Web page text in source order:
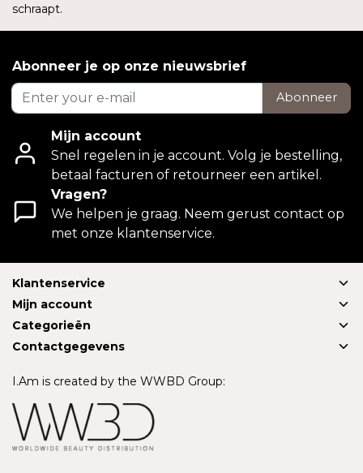
schraapt.
Abonneer je op onze nieuwsbrief
Abonneer
Mijn account
Snel regelen in je account. Volg je bestelling,
betaal facturen of retourneer een artikel.
Vragen?
We helpen je graag. Neem gerust contact op
met onze klantenservice.
Klantenservice
Mijn account
Categorieën
Contactgegevens
I.Am is created by the WWBD Group: